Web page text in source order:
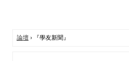
論壇› 『學友新聞』